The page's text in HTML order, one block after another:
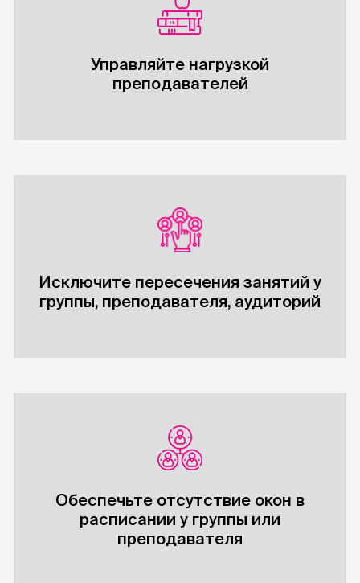
Управляйте нагрузкой
преподавателей
Исключите пересечения занятий у
группы, преподавателя, аудиторий
Обеспечьте отсутствие окон в
расписании у группы или
преподавателя